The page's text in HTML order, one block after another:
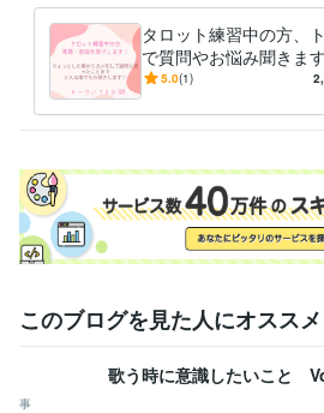
タロット練習中の方、
で質問やお悩み聞きま
習していて困ったこと
5.0(1)
このブログを見た人にオススメ
歌う時に意識したいこと
事